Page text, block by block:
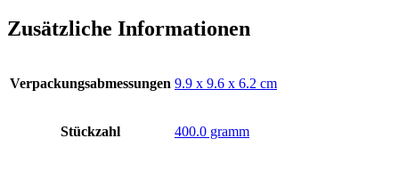
Zusätzliche Informationen
Verpackungsabmessungen ‎9.9 x 9.6 x 6.2 cm
Stückzahl ‎400.0 gramm